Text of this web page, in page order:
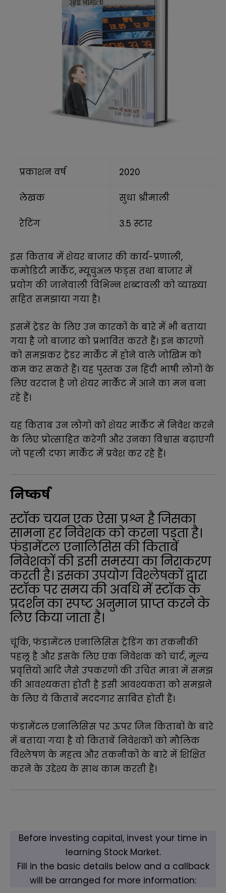
प्रकाशन वर्ष 2020
लेखक सुधा श्रीमाली
रेटिंग 3.5 स्टार
इस किताब में शेयर बाजार की कार्य-प्रणाली,
कमोडिटी मार्केट, म्यूचुअल फंड्स तथा बाजार में
प्रयोग की जानेवाली विभिन्न शब्दावली को व्याख्या
सहित समझाया गया है।
इसमें ट्रेडर के लिए उन कारकों के बारे में भी बताया
गया है जो बाजार को प्रभावित करते हैं। इन कारणों
को समझकर ट्रेडर मार्केट में होने वाले जोखिम को
कम कर सकते हैं। यह पुस्तक उन हिंदी भाषी लोगों के
लिए वरदान है जो शेयर मार्केट में आने का मन बना
रहे हैं।
यह किताब उन लोगों को शेयर मार्केट में निवेश करने
के लिए प्रोत्साहित करेगी और उनका विश्वास बढ़ाएगी
जो पहली दफा मार्केट में प्रवेश कर रहे हैं।
निष्कर्ष
स्टॉक चयन एक ऐसा प्रश्न है जिसका
सामना हर निवेशक को करना पड़ता है।
फंडामेंटल एनालिसिस की किताबें
निवेशकों की इसी समस्या का निराकरण
करती है। इसका उपयोग विश्लेषकों द्वारा
स्टॉक पर समय की अवधि में स्टॉक के
प्रदर्शन का स्पष्ट अनुमान प्राप्त करने के
लिए किया जाता है।
चूंकि, फंडामेंटल एनालिसिस ट्रेडिंग का तकनीकी
पहलू है और इसके लिए एक निवेशक को चार्ट, मूल्य
प्रवृत्तियों आदि जैसे उपकरणों की उचित मात्रा में समझ
की आवश्यकता होती है इसी आवश्यकता को समझने
के लिए ये किताबें मददगार साबित होती हैं।
फंडामेंटल एनालिसिस पर ऊपर जिन किताबों के बारे
में बताया गया है वो किताबें निवेशकों को मौलिक
विश्लेषण के महत्व और तकनीकों के बारे में शिक्षित
करने के उद्देश्य के साथ काम करती हैं।
Before investing capital, invest your time in
learning Stock Market.
Fill in the basic details below and a callback
will be arranged for more information: